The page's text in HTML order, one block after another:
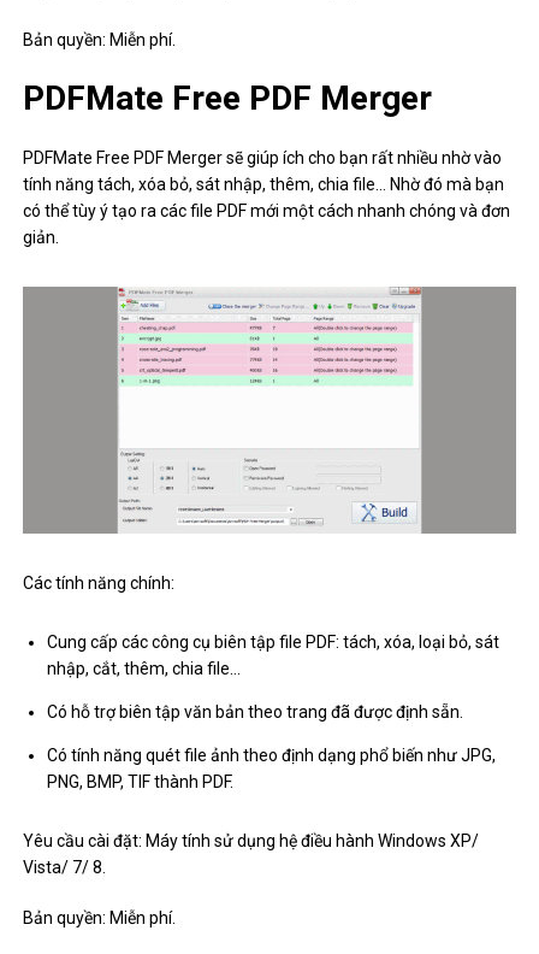
Bản quyền: Miễn phí.
PDFMate Free PDF Merger
PDFMate Free PDF Merger sẽ giúp ích cho bạn rất nhiều nhờ vào
tính năng tách, xóa bỏ, sát nhập, thêm, chia file… Nhờ đó mà bạn
có thể tùy ý tạo ra các file PDF mới một cách nhanh chóng và đơn
giản.
Các tính năng chính:
Cung cấp các công cụ biên tập file PDF: tách, xóa, loại bỏ, sát
nhập, cắt, thêm, chia file…
Có hỗ trợ biên tập văn bản theo trang đã được định sẵn.
Có tính năng quét file ảnh theo định dạng phổ biến như JPG,
PNG, BMP, TIF thành PDF.
Yêu cầu cài đặt: Máy tính sử dụng hệ điều hành Windows XP/
Vista/ 7/ 8.
Bản quyền: Miễn phí.